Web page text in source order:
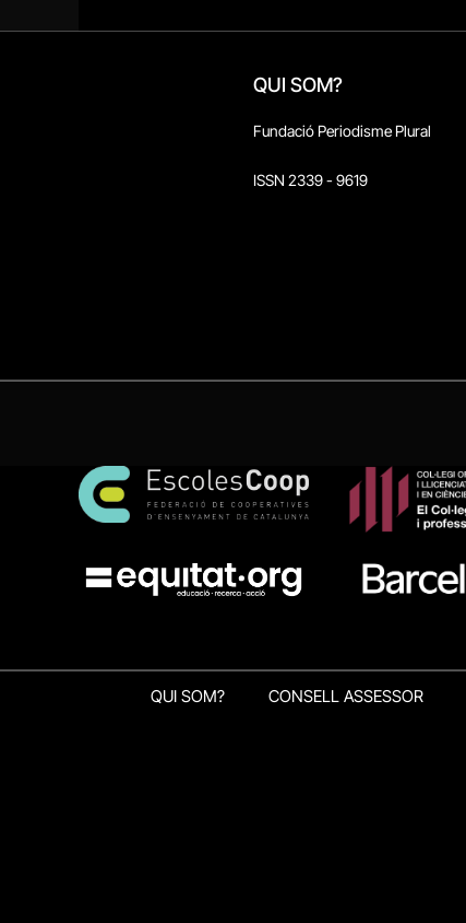
QUI SOM?
Fundació Periodisme Plural
ISSN 2339 - 9619
QUI SOM? CONSELL ASSESSOR